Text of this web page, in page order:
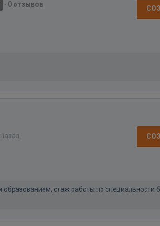
· 0 отзывов
стаж работы по специальности